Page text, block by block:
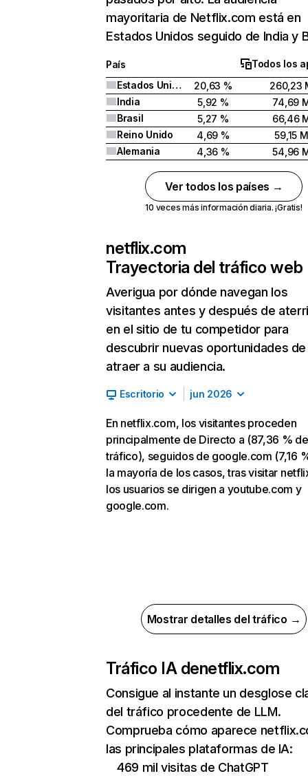
mayoritaria de Netflix.com está en
Estados Unidos seguido de India y
País
Todos los
Estados Unidos
20,63 %
260,23
India
5,92 %
74,69
Brasil
5,27 %
66,46
Reino Unido
4,69 %
59,15 M
Alemania
4,36 % 54,96
Ver todos los países →
10 veces más información diaria. ¡Gratis!
netflix.com
Trayectoria del tráfico web
Averigua por dónde navegan los
visitantes antes y después de
en el sitio de tu competidor para
descubrir nuevas oportunidades de
atraer a su audiencia.
Escritorio jun 2026
En netflix.com, los visitantes proceden
principalmente de Directo a (87,36 % de
tráfico), seguidos de google.com (7,16
la mayoría de los casos, tras visitar
los usuarios se dirigen a youtube.com y
google.com.
Mostrar detalles del tráfico →
Tráfico IA denetflix.com
Consigue al instante un desglose
del tráfico procedente de LLM.
Comprueba cómo aparece
las principales plataformas de IA:
469 mil visitas de ChatGPT